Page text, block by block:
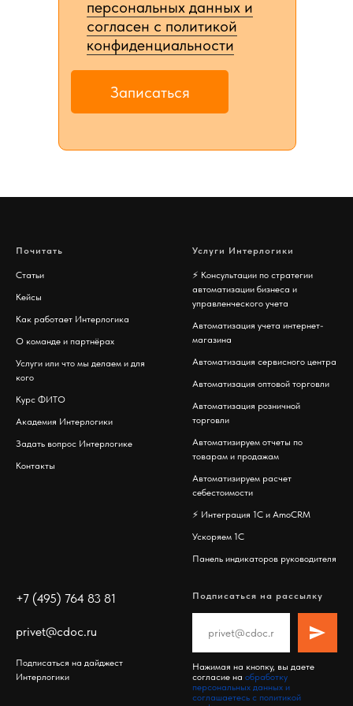
персональных данных и
согласен c политикой
конфиденциальности
Записаться
Почитать
Статьи
Кейсы
Как работает Интерлогика
О команде и партнёрах
Услуги или что мы делаем и для
кого
Курс ФИТО
Академия Интерлогики
Задать вопрос Интерлогике
Контакты
Услуги Интерлогики
⚡️ Консультации по стратегии
автоматизации бизнеса и
управленческого учета
Автоматизация учета интернет-
магазина
Автоматизация сервисного центра
Автоматизация оптовой торговли
Автоматизация розничной
торговли
Автоматизируем отчеты по
товарам и продажам
Автоматизируем расчет
себестоимости
⚡️ Интеграция 1С и AmoCRM
Ускоряем 1С
Панель индикаторов руководителя
+7 (495) 764 83 81
privet@cdoc.ru
Подписаться на дайджест
Интерлогики
Подписаться на рассылку
Нажимая на кнопку, вы даете
согласие на обработку
персональных данных и
соглашаетесь c политикой